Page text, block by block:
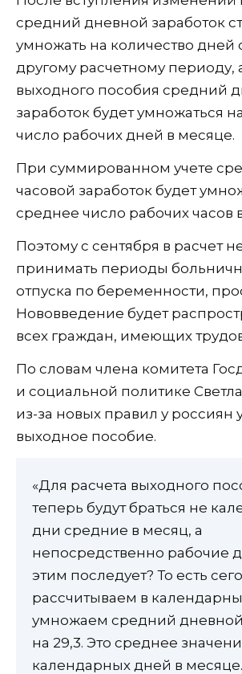
средний дневной заработок
умножать на количество дней
другому расчетному периоду,
выходного пособия средний
заработок будет умножаться
число рабочих дней в месяце.
При суммированном учете
часовой заработок будет
среднее число рабочих часов
Поэтому с сентября в расчет
принимать периоды
отпуска по беременности,
Нововведение будет
всех граждан, имеющих
По словам члена комитета
и социальной политике
из-за новых правил у россиян
выходное пособие.
«Для расчета выходного
теперь будут браться не
дни средние в месяц, а
непосредственно рабочие
этим последует? То есть
рассчитываем в
умножаем средний дневной
на 29,3. Это среднее
календарных дней в